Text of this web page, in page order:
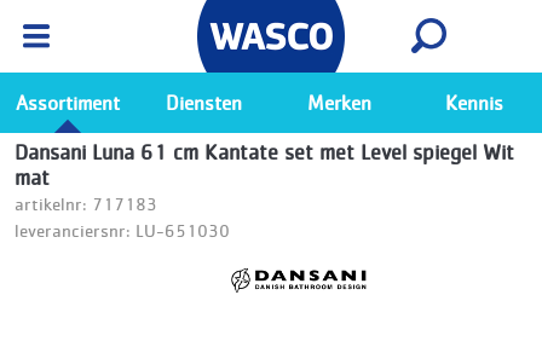
Ga naar de Wasco app
Bekijk
Assortiment Diensten Merken Kennis
Dansani Luna 61 cm Kantate set met Level spiegel Wit
mat
artikelnr: 717183
leveranciersnr: LU-651030